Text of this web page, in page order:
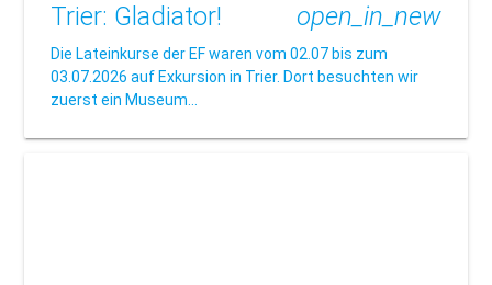
Trier: Gladiator! open_in_new
Die Lateinkurse der EF waren vom 02.07 bis zum
03.07.2026 auf Exkursion in Trier. Dort besuchten wir
zuerst ein Museum…